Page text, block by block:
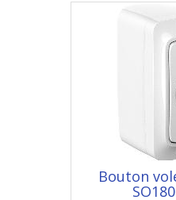
Bouton